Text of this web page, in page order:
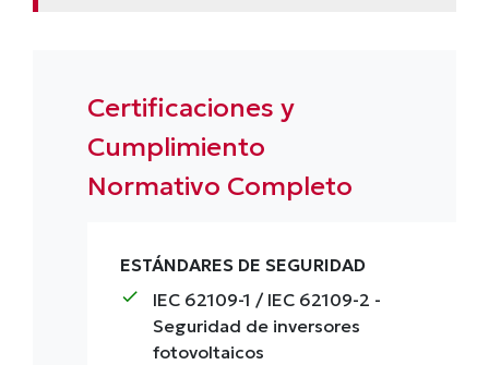
Certificaciones y
Cumplimiento
Normativo Completo
ESTÁNDARES DE SEGURIDAD
check IEC 62109-1 / IEC 62109-2 -
Seguridad de inversores
fotovoltaicos